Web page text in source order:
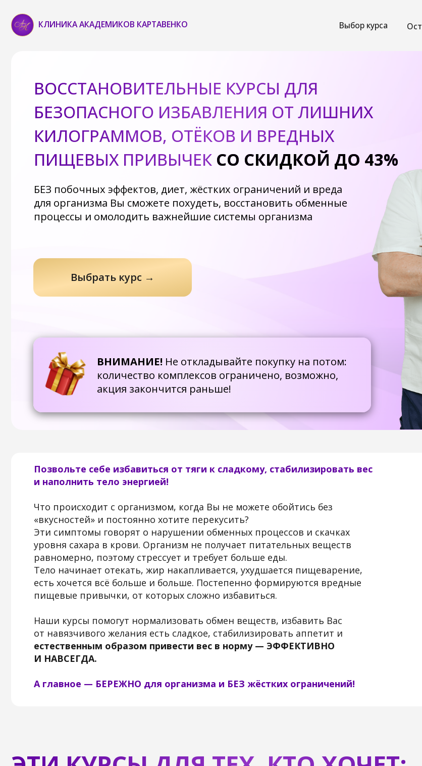
КЛИНИКА АКАДЕМИКОВ КАРТАВЕНКО
ВОССТАНОВИТЕЛЬНЫЕ КУРСЫ ДЛЯ
БЕЗОПАСНОГО ИЗБАВЛЕНИЯ ОТ ЛИШНИХ
КИЛОГРАММОВ, ОТЁКОВ И ВРЕДНЫХ
ПИЩЕВЫХ ПРИВЫЧЕК СО СКИДКОЙ ДО 43%
БЕЗ побочных эффектов, диет, жёстких ограничений и вреда
процессы и омолодить важнейшие системы организма
Выбор курса Оставить заявку
количество комплексов ограничено, возможно,
Позвольте себе избавиться от тяги к сладкому, стабилизировать вес
«вкусностей» и постоянно хотите перекусить?
Эти симптомы говорят о нарушении обменных процессов и скачках
уровня сахара в крови. Организм не получает питательных веществ
Тело начинает отекать, жир накапливается, ухудшается пищеварение,
есть хочется всё больше и больше. Постепенно формируются вредные
пищевые привычки, от которых сложно избавиться.
Наши курсы помогут нормализовать обмен веществ, избавить Вас
от навязчивого желания есть сладкое, стабилизировать аппетит и
естественным образом привести вес в норму — ЭФФЕКТИВНО
И НАВСЕГДА.
ЭТИ КУРСЫ ДЛЯ ТЕХ, КТО ХОЧЕТ:
Избавиться от тяги к сладкому и
Стабильно снижать вес без стресса